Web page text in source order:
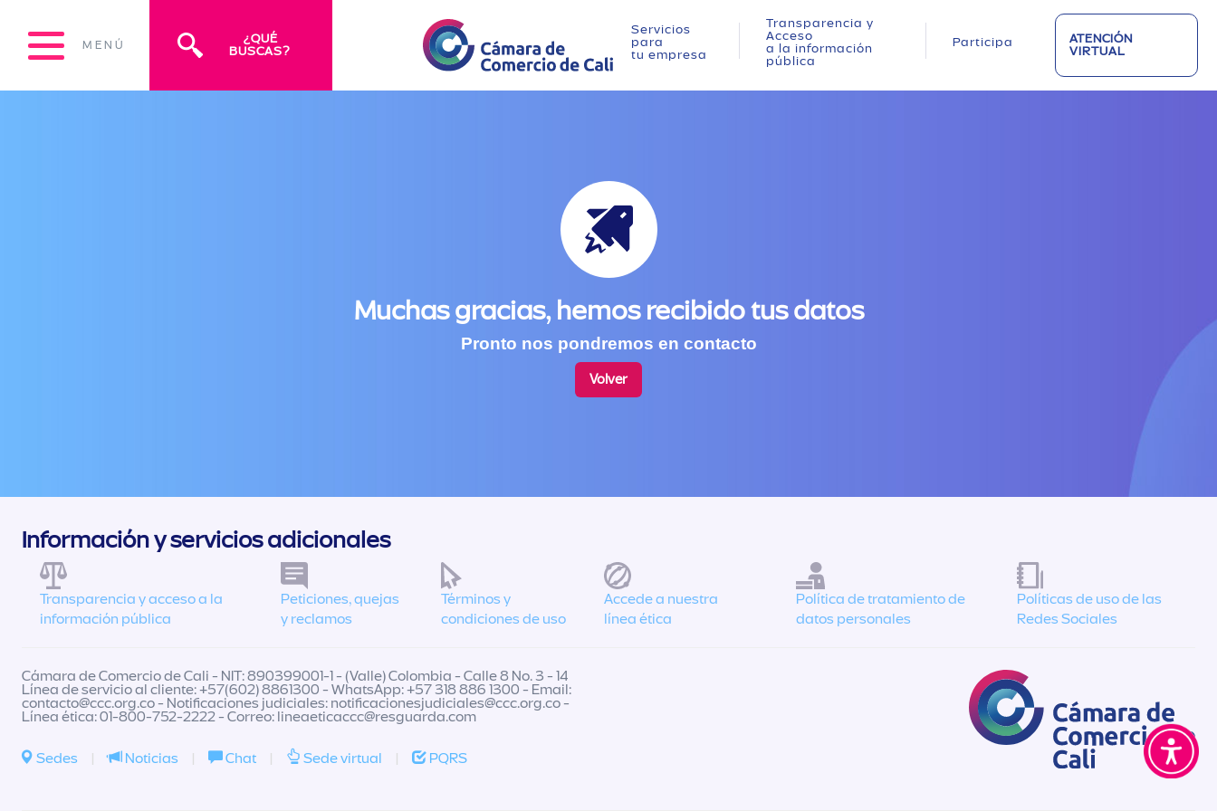
MENÚ
¿QUÉ
BUSCAS?
Servicios
para
tu empresa
Transparencia y
Acceso
a la información
pública
Participa
ATENCIÓN
VIRTUAL
Muchas gracias, hemos recibido tus datos
Pronto nos pondremos en contacto
Volver
Información y servicios adicionales
Transparencia y acceso a la
información pública
Peticiones, quejas
y reclamos
Términos y
condiciones de uso
Accede a nuestra
línea ética
Política de tratamiento de
datos personales
Políticas de uso de las
Redes Sociales
Cámara de Comercio de Cali - NIT: 890399001-1 - (Valle) Colombia - Calle 8 No. 3 - 14
Línea de servicio al cliente: +57(602) 8861300 - WhatsApp: +57 318 886 1300 - Email:
contacto@ccc.org.co- Notificaciones judiciales: notificacionesjudiciales@ccc.org.co-
Línea ética: 01-800-752-2222 - Correo: lineaeticaccc@resguarda.com
Sedes | Noticias | Chat | Sede virtual | PQRS